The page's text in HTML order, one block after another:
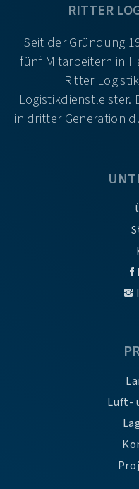
RITTER
Seit der Gründung
fünf Mitarbeitern in
Ritter
Logistikdienstleister.
in dritter Generation
Luft-